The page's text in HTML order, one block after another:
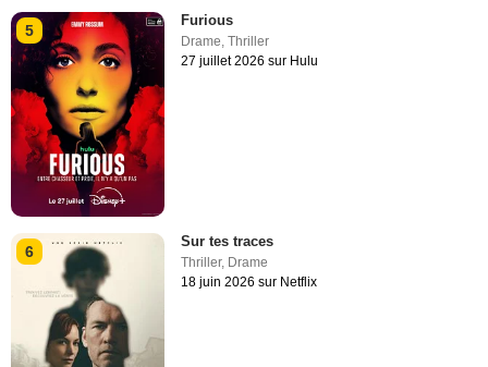
5
Furious
Drame ,Thriller
27 juillet 2026 sur Hulu
6
Sur tes traces
Thriller, Drame
18 juin 2026 sur Netflix